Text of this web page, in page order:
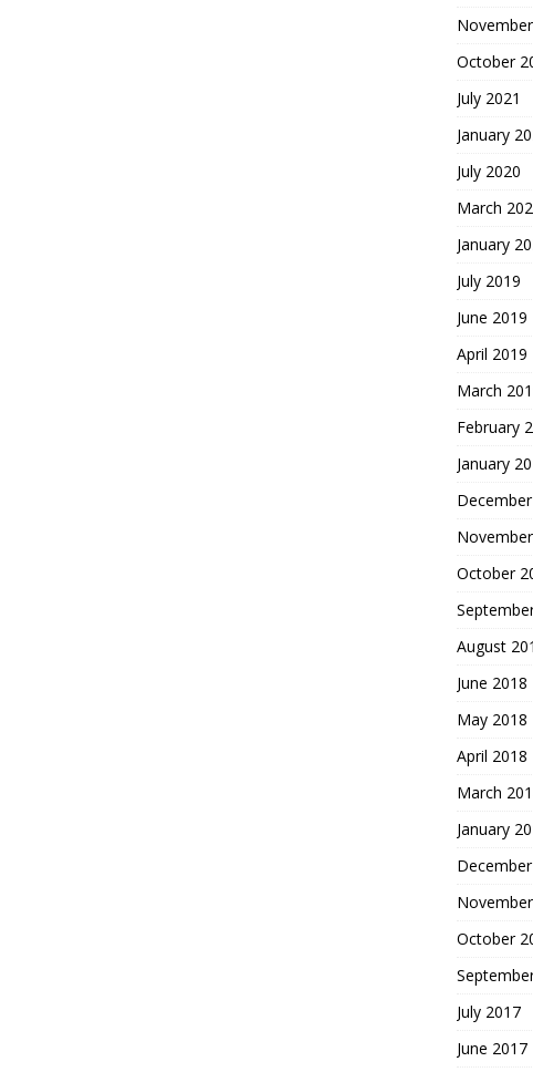
October
July 2021
January
July 2020
March
January
July 2019
June 2019
April 2019
March
February
January
October
August
June 2018
May 2018
April 2018
March
January
October
July 2017
June 2017